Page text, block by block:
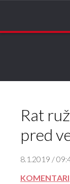
Rat
pred
8.1.2019 /
KOMENTARI